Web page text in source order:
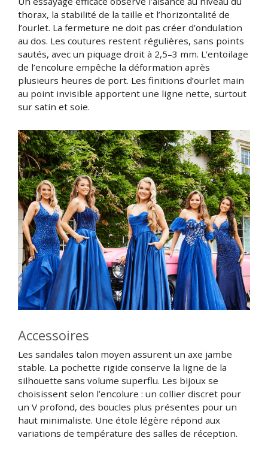
thorax, la stabilité de la taille et l’horizontalité de
l’ourlet. La fermeture ne doit pas créer d’ondulation
au dos. Les coutures restent régulières, sans points
sautés, avec un piquage droit à 2,5–3 mm. L’entoilage
de l’encolure empêche la déformation après
plusieurs heures de port. Les finitions d’ourlet main
au point invisible apportent une ligne nette, surtout
sur satin et soie.
Accessoires
Les sandales talon moyen assurent un axe jambe
stable. La pochette rigide conserve la ligne de la
silhouette sans volume superflu. Les bijoux se
choisissent selon l’encolure : un collier discret pour
un V profond, des boucles plus présentes pour un
haut minimaliste. Une étole légère répond aux
variations de température des salles de réception.